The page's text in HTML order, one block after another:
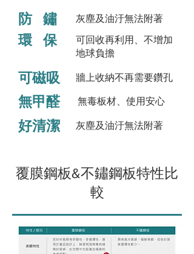
防 鏽 灰塵及油汙無法附著
環 保
可回收再利用、不增加
地球負擔
可磁吸 牆上收納不再需要鑽孔
無甲醛 無毒板材、使用安心
好清潔 灰塵及油汙無法附著
​覆膜鋼板&不鏽鋼板特性比
較